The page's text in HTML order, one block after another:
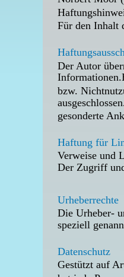
Für den Inhalt
Der Autor
bzw.
gesonderte
Haftung für
Verweise und
Der Zugriff
Urheberrechte
Die Urheber-
speziell
Datenschutz
Gestützt auf